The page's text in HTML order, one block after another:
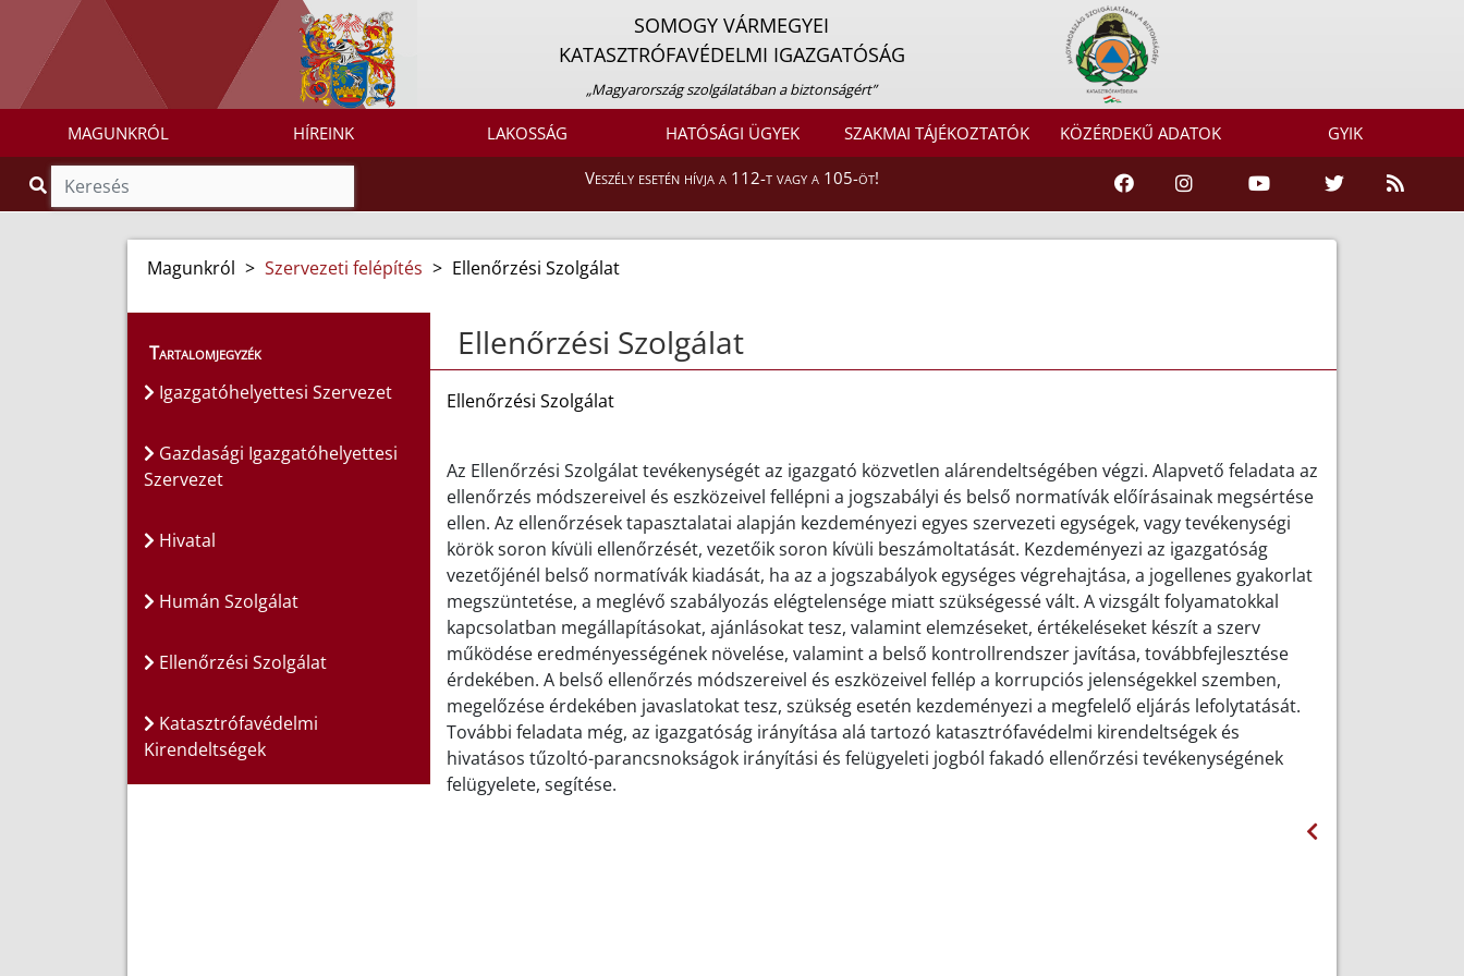
SOMOGY VÁRMEGYEI
KATASZTRÓFAVÉDELMI IGAZGATÓSÁG
„Magyarország szolgálatában a biztonságért”
MAGUNKRÓL HÍREINK LAKOSSÁG HATÓSÁGI ÜGYEK SZAKMAI TÁJÉKOZTATÓK KÖZÉRDEKŰ ADATOK GYIK
Veszély esetén hívja a 112-t vagy a 105-öt!
Magunkról > Szervezeti felépítés > Ellenőrzési Szolgálat
Tartalomjegyzék
Igazgatóhelyettesi Szervezet
Gazdasági Igazgatóhelyettesi
Szervezet
Hivatal
Humán Szolgálat
Ellenőrzési Szolgálat
Katasztrófavédelmi
Kirendeltségek
Ellenőrzési Szolgálat
Ellenőrzési Szolgálat
Az Ellenőrzési Szolgálat tevékenységét az igazgató közvetlen alárendeltségében végzi. Alapvető feladata az
ellenőrzés módszereivel és eszközeivel fellépni a jogszabályi és belső normatívák előírásainak megsértése
ellen. Az ellenőrzések tapasztalatai alapján kezdeményezi egyes szervezeti egységek, vagy tevékenységi
körök soron kívüli ellenőrzését, vezetőik soron kívüli beszámoltatását. Kezdeményezi az igazgatóság
vezetőjénél belső normatívák kiadását, ha az a jogszabályok egységes végrehajtása, a jogellenes gyakorlat
megszüntetése, a meglévő szabályozás elégtelensége miatt szükségessé vált. A vizsgált folyamatokkal
kapcsolatban megállapításokat, ajánlásokat tesz, valamint elemzéseket, értékeléseket készít a szerv
működése eredményességének növelése, valamint a belső kontrollrendszer javítása, továbbfejlesztése
érdekében. A belső ellenőrzés módszereivel és eszközeivel fellép a korrupciós jelenségekkel szemben,
megelőzése érdekében javaslatokat tesz, szükség esetén kezdeményezi a megfelelő eljárás lefolytatását.
További feladata még, az igazgatóság irányítása alá tartozó katasztrófavédelmi kirendeltségek és
hivatásos tűzoltó-parancsnokságok irányítási és felügyeleti jogból fakadó ellenőrzési tevékenységének
felügyelete, segítése.